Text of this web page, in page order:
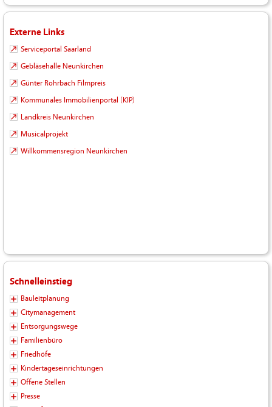
Externe Links
Serviceportal Saarland
Gebläsehalle Neunkirchen
Günter Rohrbach Filmpreis
Kommunales Immobilienportal (KIP)
Landkreis Neunkirchen
Musicalprojekt
Willkommensregion Neunkirchen
Schnelleinstieg
Bauleitplanung
Citymanagement
Entsorgungswege
Familienbüro
Friedhöfe
Kindertageseinrichtungen
Offene Stellen
Presse